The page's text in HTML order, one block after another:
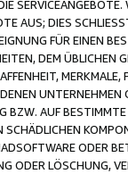
AUS; DIES
FÜR EINEN
DEM ÜBLICHEN
BZW. AUF
SCHÄDLICHEN
ODER
ODER LÖSCHUNG,